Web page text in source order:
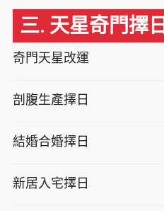
三. 天星奇門擇日
奇門天星改運
剖腹生產擇日
結婚合婚擇日
新居入宅擇日